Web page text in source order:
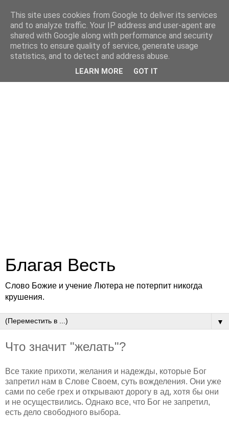
Благая Весть
Слово Божие и учение Лютера не потерпит никогда
крушения.
▼
Что значит "желать"?
Все такие прихоти, желания и надежды, которые Бог
запретил нам в Слове Своем, суть вожделения. Они уже
сами по себе грех и открывают дорогу в ад, хотя бы они
и не осуществились. Однако все, что Бог не запретил,
есть дело свободного выбора.
This site uses cookies from Google to deliver its services
and to analyze traffic. Your IP address and user-agent are
shared with Google along with performance and security
metrics to ensure quality of service, generate usage
statistics, and to detect and address abuse.
LEARN MORE GOT IT